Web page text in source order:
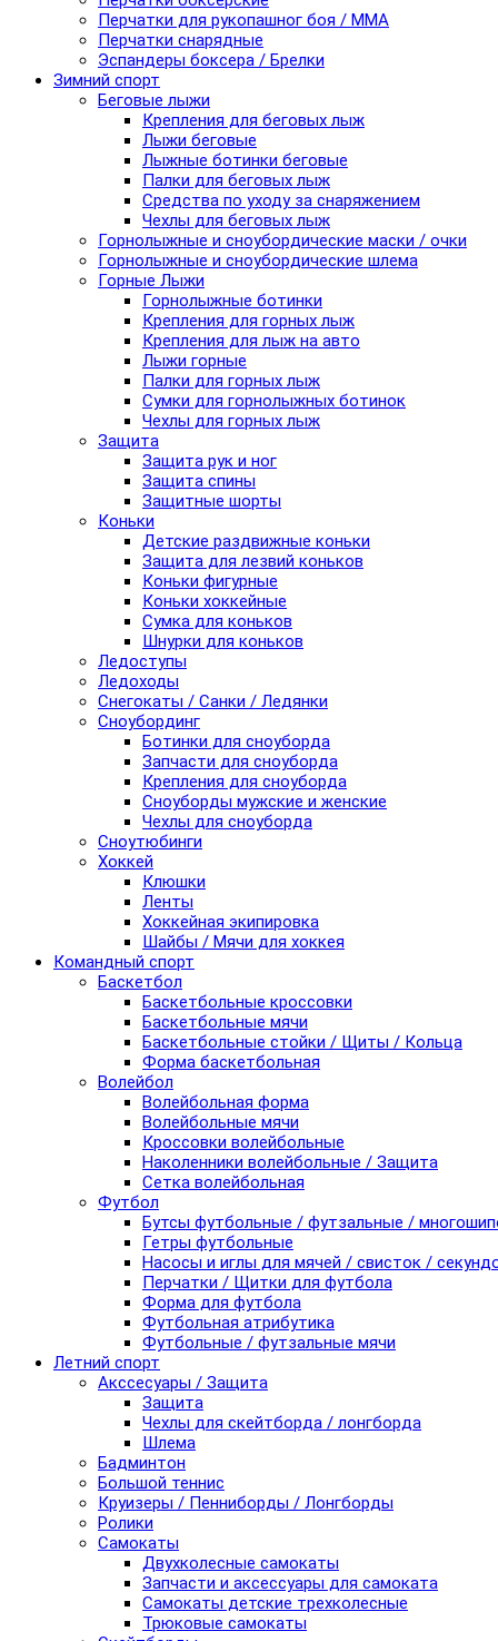
Перчатки для рукопашног боя / ММА
Перчатки снарядные
Эспандеры боксера / Брелки
Зимний спорт
Беговые лыжи
Крепления для беговых лыж
Лыжи беговые
Лыжные ботинки беговые
Палки для беговых лыж
Средства по уходу за снаряжением
Чехлы для беговых лыж
Горнолыжные и сноубордические маски / очки
Горнолыжные и сноубордические шлема
Горные Лыжи
Горнолыжные ботинки
Крепления для горных лыж
Крепления для лыж на авто
Лыжи горные
Палки для горных лыж
Сумки для горнолыжных ботинок
Чехлы для горных лыж
Защита
Защита рук и ног
Защита спины
Защитные шорты
Коньки
Детские раздвижные коньки
Защита для лезвий коньков
Коньки фигурные
Коньки хоккейные
Сумка для коньков
Шнурки для коньков
Ледоступы
Ледоходы
Снегокаты / Санки / Ледянки
Сноубординг
Ботинки для сноуборда
Запчасти для сноуборда
Крепления для сноуборда
Сноуборды мужские и женские
Чехлы для сноуборда
Сноутюбинги
Хоккей
Клюшки
Ленты
Хоккейная экипировка
Шайбы / Мячи для хоккея
Командный спорт
Баскетбол
Баскетбольные кроссовки
Баскетбольные мячи
Баскетбольные стойки / Щиты / Кольца
Форма баскетбольная
Волейбол
Волейбольная форма
Волейбольные мячи
Кроссовки волейбольные
Наколенники волейбольные / Защита
Сетка волейбольная
Футбол
Бутсы футбольные / футзальные /
Гетры футбольные
Насосы и иглы для мячей / свисток /
Перчатки / Щитки для футбола
Форма для футбола
Футбольная атрибутика
Футбольные / футзальные мячи
Летний спорт
Акссесуары / Защита
Защита
Чехлы для скейтборда / лонгборда
Шлема
Бадминтон
Большой теннис
Круизеры / Пенниборды / Лонгборды
Ролики
Самокаты
Двухколесные самокаты
Запчасти и аксессуары для самоката
Самокаты детские трехколесные
Трюковые самокаты